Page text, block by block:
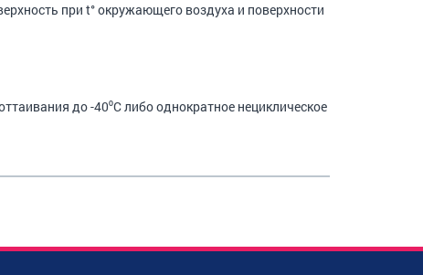
при t° окружающего воздуха и поверхности
до -40⁰С либо однократное нециклическое